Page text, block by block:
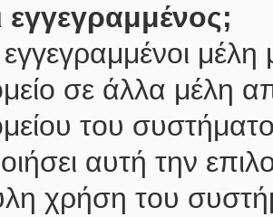
εγγεγραμμένος;
σε άλλα μέλη
του
αυτή την
χρήση του